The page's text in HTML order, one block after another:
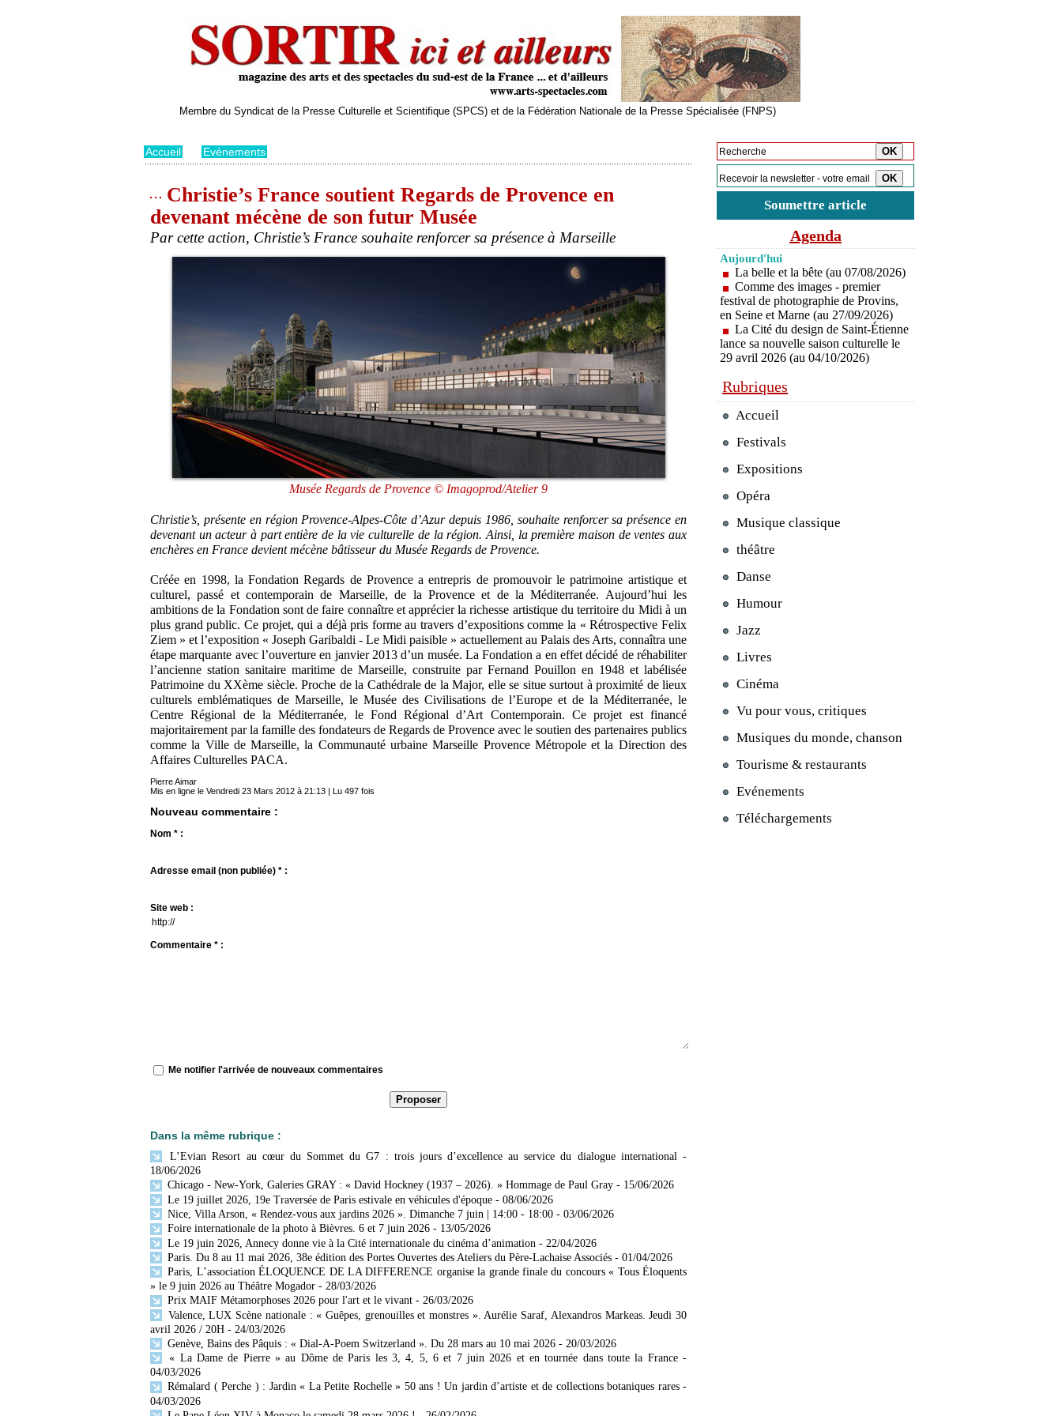
Membre du Syndicat de la Presse Culturelle et Scientifique (SPCS) et de la Fédération Nationale de la Presse Spécialisée (FNPS)
Accueil Evénements
Christie’s France soutient Regards de Provence en
devenant mécène de son futur Musée
Par cette action, Christie’s France souhaite renforcer sa présence à Marseille
Musée Regards de Provence © Imagoprod/Atelier 9
Christie’s, présente en région Provence-Alpes-Côte d’Azur depuis 1986, souhaite renforcer sa présence en
devenant un acteur à part entière de la vie culturelle de la région. Ainsi, la première maison de ventes aux
enchères en France devient mécène bâtisseur du Musée Regards de Provence.
Créée en 1998, la Fondation Regards de Provence a entrepris de promouvoir le patrimoine artistique et
culturel, passé et contemporain de Marseille, de la Provence et de la Méditerranée. Aujourd’hui les
ambitions de la Fondation sont de faire connaître et apprécier la richesse artistique du territoire du Midi à un
plus grand public. Ce projet, qui a déjà pris forme au travers d’expositions comme la « Rétrospective Felix
Ziem » et l’exposition « Joseph Garibaldi - Le Midi paisible » actuellement au Palais des Arts, connaîtra une
étape marquante avec l’ouverture en janvier 2013 d’un musée. La Fondation a en effet décidé de réhabiliter
l’ancienne station sanitaire maritime de Marseille, construite par Fernand Pouillon en 1948 et labélisée
Patrimoine du XXème siècle. Proche de la Cathédrale de la Major, elle se situe surtout à proximité de lieux
culturels emblématiques de Marseille, le Musée des Civilisations de l’Europe et de la Méditerranée, le
Centre Régional de la Méditerranée, le Fond Régional d’Art Contemporain. Ce projet est financé
majoritairement par la famille des fondateurs de Regards de Provence avec le soutien des partenaires publics
comme la Ville de Marseille, la Communauté urbaine Marseille Provence Métropole et la Direction des
Affaires Culturelles PACA.
Pierre Aimar
Mis en ligne le Vendredi 23 Mars 2012 à 21:13 | Lu 497 fois
Nouveau commentaire :
Nom * :
Adresse email (non publiée) * :
Site web :
Commentaire * :
Me notifier l'arrivée de nouveaux commentaires
Dans la même rubrique :
L’Evian Resort au cœur du Sommet du G7 : trois jours d’excellence au service du dialogue international -
18/06/2026
Chicago - New-York, Galeries GRAY : « David Hockney (1937 – 2026). » Hommage de Paul Gray - 15/06/2026
Le 19 juillet 2026, 19e Traversée de Paris estivale en véhicules d'époque - 08/06/2026
Nice, Villa Arson, « Rendez-vous aux jardins 2026 ». Dimanche 7 juin | 14:00 - 18:00 - 03/06/2026
Foire internationale de la photo à Bièvres. 6 et 7 juin 2026 - 13/05/2026
Le 19 juin 2026, Annecy donne vie à la Cité internationale du cinéma d’animation - 22/04/2026
Paris. Du 8 au 11 mai 2026, 38e édition des Portes Ouvertes des Ateliers du Père-Lachaise Associés - 01/04/2026
Paris, L’association ÉLOQUENCE DE LA DIFFERENCE organise la grande finale du concours « Tous Éloquents
» le 9 juin 2026 au Théâtre Mogador - 28/03/2026
Prix MAIF Métamorphoses 2026 pour l'art et le vivant - 26/03/2026
Valence, LUX Scène nationale : « Guêpes, grenouilles et monstres ». Aurélie Saraf, Alexandros Markeas. Jeudi 30
avril 2026 / 20H - 24/03/2026
Genève, Bains des Pâquis : « Dial-A-Poem Switzerland ». Du 28 mars au 10 mai 2026 - 20/03/2026
« La Dame de Pierre » au Dôme de Paris les 3, 4, 5, 6 et 7 juin 2026 et en tournée dans toute la France -
04/03/2026
Rémalard ( Perche ) : Jardin « La Petite Rochelle » 50 ans ! Un jardin d’artiste et de collections botaniques rares -
04/03/2026
Soumettre article
Agenda
Aujourd'hui
La belle et la bête (au 07/08/2026)
Comme des images - premier
festival de photographie de Provins,
en Seine et Marne (au 27/09/2026)
La Cité du design de Saint-Étienne
lance sa nouvelle saison culturelle le
29 avril 2026 (au 04/10/2026)
Rubriques
Accueil
Festivals
Expositions
Opéra
Musique classique
théâtre
Danse
Humour
Jazz
Livres
Cinéma
Vu pour vous, critiques
Musiques du monde, chanson
Tourisme & restaurants
Evénements
Téléchargements